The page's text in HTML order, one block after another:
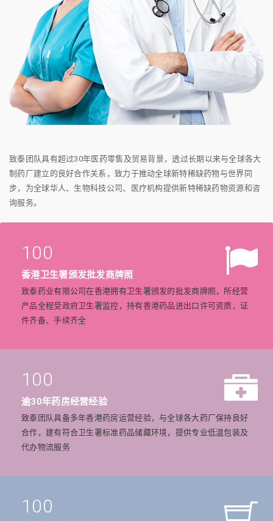
致泰团队具有超过30年医药零售及贸易背景，透过长期以来与全球各大
制药厂建立的良好合作关系，致力于推动全球新特稀缺药物与世界同
步，为全球华人、生物科技公司、医疗机构提供新特稀缺药物资源和咨
询服务。
100
香港卫生署颁发批发商牌照
致泰药业有限公司在香港拥有卫生署颁发的批发商牌照，所经营
产品全程受政府卫生署监控，持有香港药品进出口许可资质，证
件齐备、手续齐全
100
逾30年药房经营经验
致泰团队具备多年香港药房运营经验，与全球各大药厂保持良好
合作，建有符合卫生署标准药品储藏环境，提供专业低温包装及
代办物流服务
100